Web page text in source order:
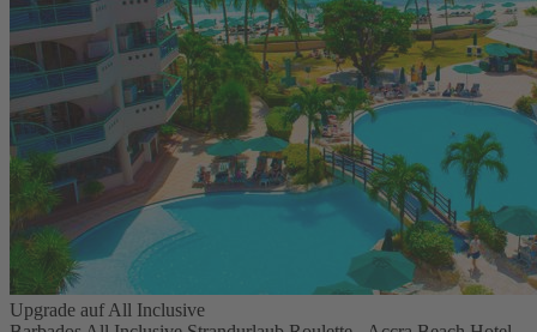
Upgrade auf All Inclusive